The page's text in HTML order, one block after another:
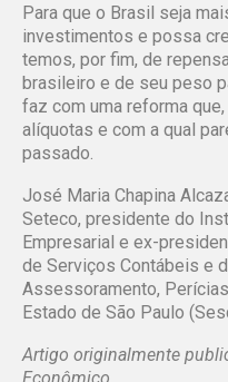
Para que o Brasil seja
investimentos e possa
temos, por fim, de
brasileiro e de seu peso
faz com uma reforma
alíquotas e com a qual
passado.
José Maria Chapina
Seteco, presidente do
Empresarial e ex-
de Serviços Contábeis e
Assessoramento,
Estado de São Paulo
Artigo originalmente